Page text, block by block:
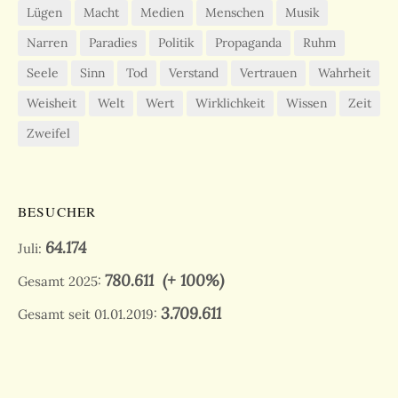
Lügen Macht Medien Menschen
Musik
Narren
Paradies Politik Propaganda
Ruhm
Seele
Sinn Tod Verstand Vertrauen
Wahrheit
Weisheit
Welt Wert Wirklichkeit Wissen
Zeit
Zweifel
BESUCHER
Juli: 64.174
Gesamt 2025: 780.611(+ 100%)
Gesamt seit 01.01.2019: 3.709.611